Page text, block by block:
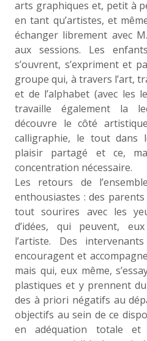
arts graphiques et, petit à
en tant qu’artistes, et
échanger librement avec
aux sessions. Les
s’ouvrent, s’expriment et
groupe qui, à travers l’art,
et de l’alphabet (avec les
travaille également la
découvre le côté
calligraphie, le tout dans
plaisir partagé et ce,
concentration nécessaire.
Les retours de
enthousiastes : des
tout sourires avec les
d’idées, qui peuvent,
l’artiste. Des
encouragent et
mais qui, eux même,
plastiques et y prennent
des à priori négatifs au
objectifs au sein de ce
en adéquation totale